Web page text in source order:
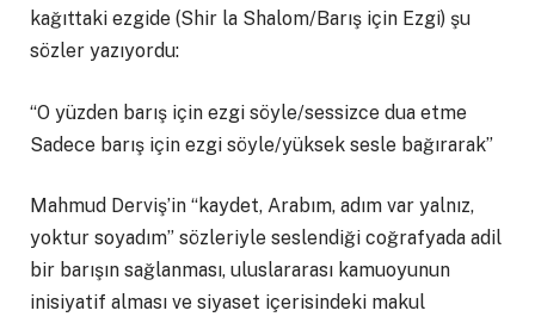
kağıttaki ezgide (Shir la Shalom/Barış için Ezgi) şu
sözler yazıyordu:
“O yüzden barış için ezgi söyle/sessizce dua etme
Sadece barış için ezgi söyle/yüksek sesle bağırarak”
Mahmud Derviş’in “kaydet, Arabım, adım var yalnız,
yoktur soyadım” sözleriyle seslendiği coğrafyada adil
bir barışın sağlanması, uluslararası kamuoyunun
inisiyatif alması ve siyaset içerisindeki makul